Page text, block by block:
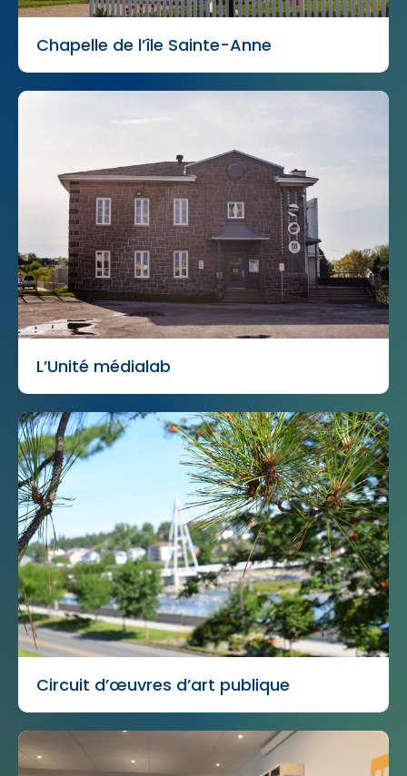
Chapelle de l’île Sainte-Anne
L’Unité médialab
Circuit d’œuvres d’art publique